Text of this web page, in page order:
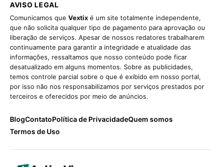
AVISO LEGAL
Comunicamos que Vextix é um site totalmente independente,
que não solicita qualquer tipo de pagamento para aprovação ou
liberação de serviços. Apesar de nossos redatores trabalharem
continuamente para garantir a integridade e atualidade das
informações, ressaltamos que nosso conteúdo pode ficar
desatualizado em alguns momentos. Sobre as publicidades,
temos controle parcial sobre o que é exibido em nosso portal,
por isso não nos responsabilizamos por serviços prestados por
terceiros e oferecidos por meio de anúncios.
BlogContatoPolítica de PrivacidadeQuem somos
Termos de Uso